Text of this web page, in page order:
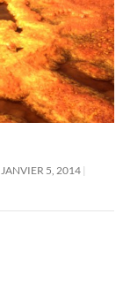
JANVIER 5, 2014